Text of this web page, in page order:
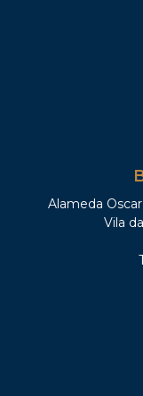
Alameda Oscar
Vila